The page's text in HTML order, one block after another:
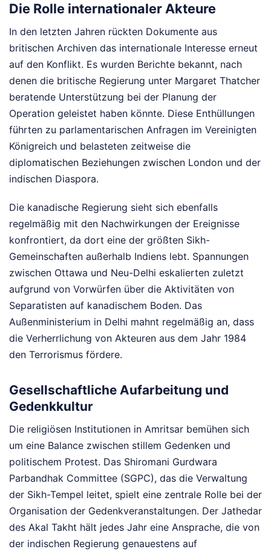
Die Rolle internationaler Akteure
In den letzten Jahren rückten Dokumente aus
britischen Archiven das internationale Interesse erneut
auf den Konflikt. Es wurden Berichte bekannt, nach
denen die britische Regierung unter Margaret Thatcher
beratende Unterstützung bei der Planung der
Operation geleistet haben könnte. Diese Enthüllungen
führten zu parlamentarischen Anfragen im Vereinigten
Königreich und belasteten zeitweise die
diplomatischen Beziehungen zwischen London und der
indischen Diaspora.
Die kanadische Regierung sieht sich ebenfalls
regelmäßig mit den Nachwirkungen der Ereignisse
konfrontiert, da dort eine der größten Sikh-
Gemeinschaften außerhalb Indiens lebt. Spannungen
zwischen Ottawa und Neu-Delhi eskalierten zuletzt
aufgrund von Vorwürfen über die Aktivitäten von
Separatisten auf kanadischem Boden. Das
Außenministerium in Delhi mahnt regelmäßig an, dass
die Verherrlichung von Akteuren aus dem Jahr 1984
den Terrorismus fördere.
Gesellschaftliche Aufarbeitung und
Gedenkkultur
Die religiösen Institutionen in Amritsar bemühen sich
um eine Balance zwischen stillem Gedenken und
politischem Protest. Das Shiromani Gurdwara
Parbandhak Committee (SGPC), das die Verwaltung
der Sikh-Tempel leitet, spielt eine zentrale Rolle bei der
Organisation der Gedenkveranstaltungen. Der Jathedar
des Akal Takht hält jedes Jahr eine Ansprache, die von
der indischen Regierung genauestens auf